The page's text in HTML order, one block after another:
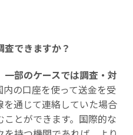
できますか？
一部のケースでは調査・対
の口座を使って送金を受
通じて連絡していた場合
とができます。国際的な